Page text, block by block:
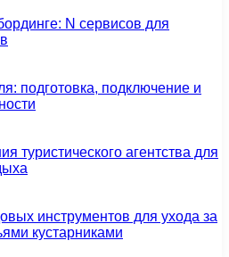
N сервисов для
подготовка, подключение и
туристического агентства для
инструментов для ухода за
кустарниками